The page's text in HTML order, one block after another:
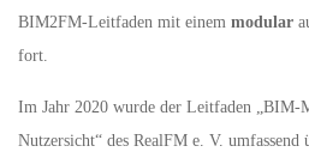
BIM2FM-Leitfaden mit einem modular
fort.
Im Jahr 2020 wurde der Leitfaden „BIM-
Nutzersicht“ des RealFM e. V. umfassend